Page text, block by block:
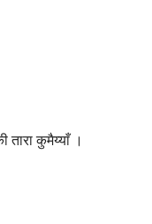
तारा कुमैय्याँ ।